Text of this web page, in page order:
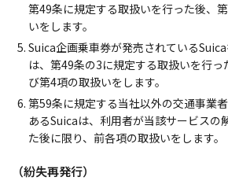
第49条に規定する取扱いを行った後、
いをします。
Suica企画乗車券が発売されている
は、第49条の3に規定する取扱いを行
び第4項の取扱いをします。
第59条に規定する当社以外の交通事業
あるSuicaは、利用者が当該サービスの
た後に限り、前各項の取扱いをします。
（紛失再発行）